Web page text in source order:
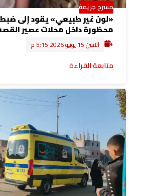
مسرح جريمة
«لون غير طبيعي» يقود إلى
محظورة داخل محلات عصير
الاثنين 15 يونيو 2026 5:15 م
متابعة القراءة